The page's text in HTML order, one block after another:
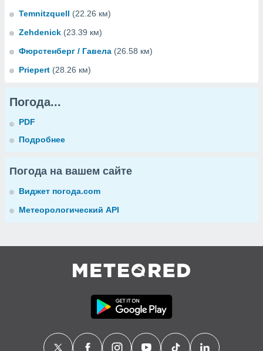
Temnitzquell (22.26 км)
Zehdenick (23.39 км)
Фюрстенберг / Гавела (26.58 км)
Priepert (28.26 км)
Погода...
PDF
Подробнее
Погода на вашем сайте
Виджет погода.com
Метеорологический API